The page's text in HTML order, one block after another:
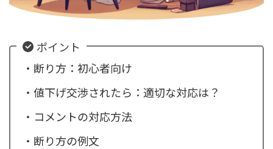
ポイント
・断り方：初心者向け
・値下げ交渉されたら：適切な対応は？
・コメントの対応方法
・断り方の例文